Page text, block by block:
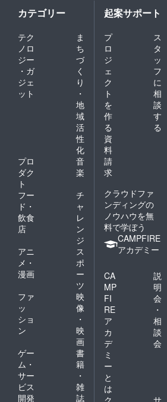
much for your
kindness, hospitability
and everything.My
team and I was
honored to be one of
the lighthouse
crew.We have made
beautiful international
collaboration such as
understanding and
respect each other
through the art. I think
strategy for us to
make World Peace for
future!! It would be so
wonderful if you could
share our thought for
"Egg of Hope". We
have installed the Egg
at lighthouse after
beautiful burn.For us,
the Egg is the symbol
of love for new
beginning that we can
grow for World peace,
beyond race,
めに全ての持ち物リス
具、道具などをリスト
アップしてます。もし
アウトだった際は持ち
物の総額20％が取られ
るそうです。
DEPOSITとして、現
地出国時に戻ってくる
様ですが、そこでまた
消費税だのなんだのが
引かれるとか。。。
持って来たもの全部持
ち帰るだけなんだか
ら、なんのための税
金？？と言いたい所で
すがね。 そしてさ〜
ら〜に〜！出国するだ
けだから問題無いかと
思っていたニッポンで
も出国時に手続きがあ
る様です。まぁ、これ
は帰国時に大量のボッ
クスを持って素通りさ
せないよ〜という事で
しょうね。羽田空港3
階に税関事務所で、C-
カテゴリー
テク
ノロ
ジー
・ガ
ジェ
ット
ま
ち
づ
く
り
・
地
域
活
性
化
プロ
ダク
ト
音
楽
フー
ド・
飲食
店
チ
ャ
レ
ン
ジ
アニ
メ・
漫画
ス
ポ
ー
ツ
ファ
ッ
ショ
ン
映
像
・
映
画
ゲー
ム・
サー
ビス
開発
書
籍
・
雑
誌
起案サポート
プ
ロ
ジ
ェ
ク
ト
を
作
る
ス
タ
ッ
フ
に
相
談
す
る
資
料
請
求
クラウドファ
ンディングの
ノウハウを無
料で学ぼう
CAMPFIRE
アカデミー
CA
MP
FI
RE
ア
カ
デ
ミ
ー
と
は
説
明
会
・
相
談
会